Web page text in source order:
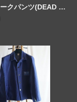
ドイツ ワークパンツ(DEAD STOCK) 40-50's Germany [C1644]